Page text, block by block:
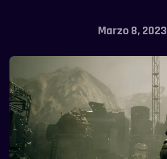
Marzo 8, 2023